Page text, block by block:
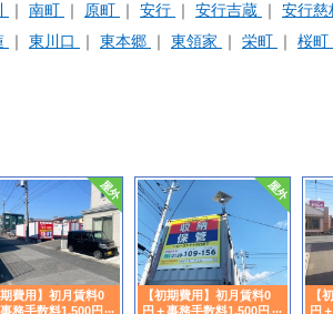
南町 原町 安行 安行吉蔵
安行慈
東川口 東本郷 東領家 栄町
桜町
期費用】初月賃料0
務手数料1,500円引
【初期費用】初月賃料0
円＋事務手数料1,500円引
【
円